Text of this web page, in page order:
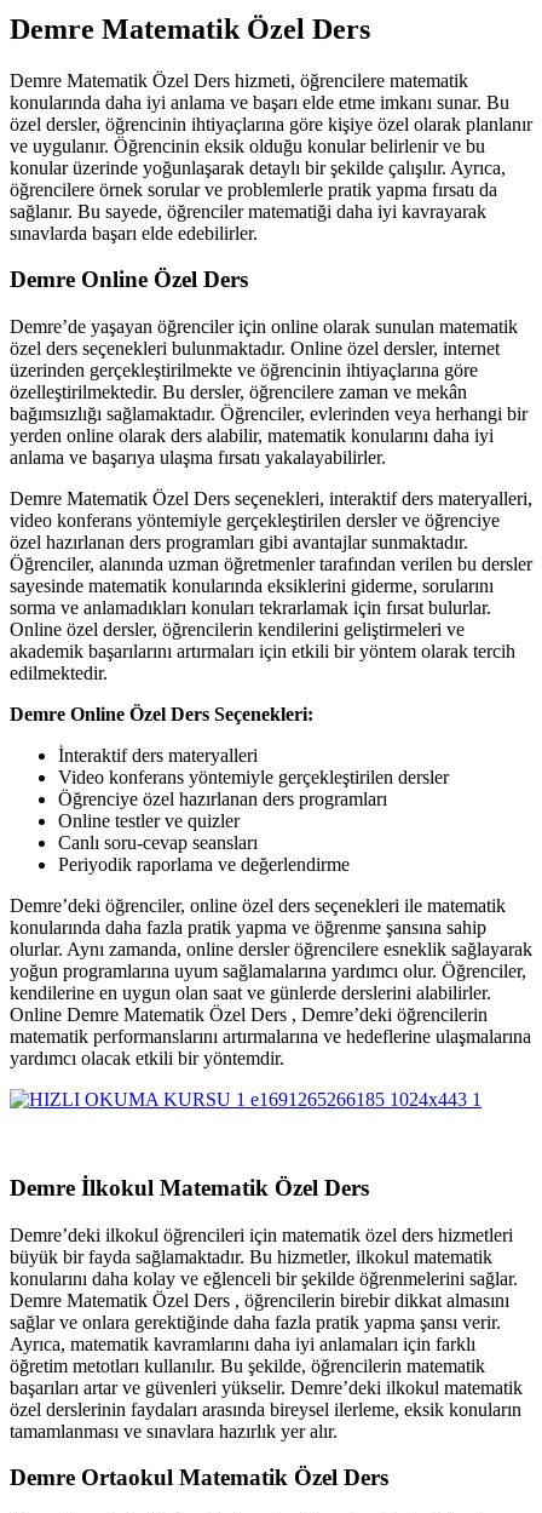
Demre Matematik Özel Ders
Demre Matematik Özel Ders hizmeti, öğrencilere matematik
konularında daha iyi anlama ve başarı elde etme imkanı sunar. Bu
özel dersler, öğrencinin ihtiyaçlarına göre kişiye özel olarak planlanır
ve uygulanır. Öğrencinin eksik olduğu konular belirlenir ve bu
konular üzerinde yoğunlaşarak detaylı bir şekilde çalışılır. Ayrıca,
öğrencilere örnek sorular ve problemlerle pratik yapma fırsatı da
sağlanır. Bu sayede, öğrenciler matematiği daha iyi kavrayarak
sınavlarda başarı elde edebilirler.
Demre Online Özel Ders
Demre’de yaşayan öğrenciler için online olarak sunulan matematik
özel ders seçenekleri bulunmaktadır. Online özel dersler, internet
üzerinden gerçekleştirilmekte ve öğrencinin ihtiyaçlarına göre
özelleştirilmektedir. Bu dersler, öğrencilere zaman ve mekân
bağımsızlığı sağlamaktadır. Öğrenciler, evlerinden veya herhangi bir
yerden online olarak ders alabilir, matematik konularını daha iyi
anlama ve başarıya ulaşma fırsatı yakalayabilirler.
Demre Matematik Özel Ders seçenekleri, interaktif ders materyalleri,
video konferans yöntemiyle gerçekleştirilen dersler ve öğrenciye
özel hazırlanan ders programları gibi avantajlar sunmaktadır.
Öğrenciler, alanında uzman öğretmenler tarafından verilen bu dersler
sayesinde matematik konularında eksiklerini giderme, sorularını
sorma ve anlamadıkları konuları tekrarlamak için fırsat bulurlar.
Online özel dersler, öğrencilerin kendilerini geliştirmeleri ve
akademik başarılarını artırmaları için etkili bir yöntem olarak tercih
edilmektedir.
Demre Online Özel Ders Seçenekleri:
İnteraktif ders materyalleri
Video konferans yöntemiyle gerçekleştirilen dersler
Öğrenciye özel hazırlanan ders programları
Online testler ve quizler
Canlı soru-cevap seansları
Periyodik raporlama ve değerlendirme
Demre’deki öğrenciler, online özel ders seçenekleri ile matematik
konularında daha fazla pratik yapma ve öğrenme şansına sahip
olurlar. Aynı zamanda, online dersler öğrencilere esneklik sağlayarak
yoğun programlarına uyum sağlamalarına yardımcı olur. Öğrenciler,
kendilerine en uygun olan saat ve günlerde derslerini alabilirler.
Online Demre Matematik Özel Ders , Demre’deki öğrencilerin
matematik performanslarını artırmalarına ve hedeflerine ulaşmalarına
yardımcı olacak etkili bir yöntemdir.
Demre İlkokul Matematik Özel Ders
Demre’deki ilkokul öğrencileri için matematik özel ders hizmetleri
büyük bir fayda sağlamaktadır. Bu hizmetler, ilkokul matematik
konularını daha kolay ve eğlenceli bir şekilde öğrenmelerini sağlar.
Demre Matematik Özel Ders , öğrencilerin birebir dikkat almasını
sağlar ve onlara gerektiğinde daha fazla pratik yapma şansı verir.
Ayrıca, matematik kavramlarını daha iyi anlamaları için farklı
öğretim metotları kullanılır. Bu şekilde, öğrencilerin matematik
başarıları artar ve güvenleri yükselir. Demre’deki ilkokul matematik
özel derslerinin faydaları arasında bireysel ilerleme, eksik konuların
tamamlanması ve sınavlara hazırlık yer alır.
Demre Ortaokul Matematik Özel Ders